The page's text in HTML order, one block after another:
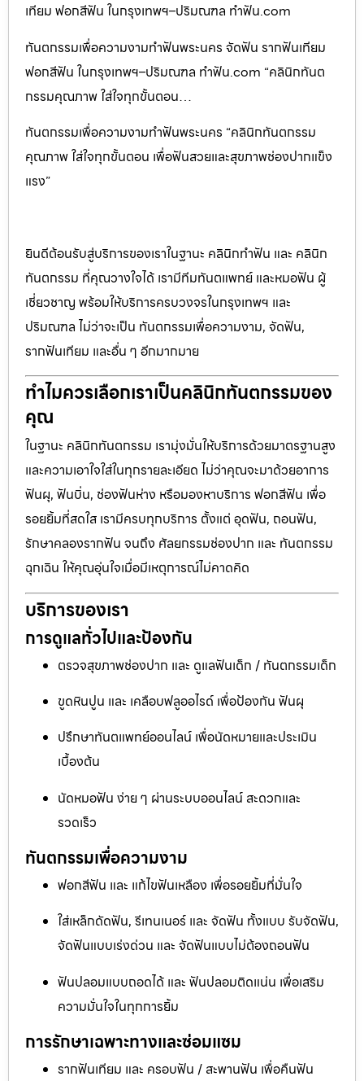
เทียม ฟอกสีฟัน ในกรุงเทพฯ–ปริมณฑล ทำฟัน.com
ทันตกรรมเพื่อความงามทำฟันพระนคร จัดฟัน รากฟันเทียม
ฟอกสีฟัน ในกรุงเทพฯ–ปริมณฑล ทำฟัน.com “คลินิกทันต
กรรมคุณภาพ ใส่ใจทุกขั้นตอน…
ทันตกรรมเพื่อความงามทำฟันพระนคร “คลินิกทันตกรรม
คุณภาพ ใส่ใจทุกขั้นตอน เพื่อฟันสวยและสุขภาพช่องปากแข็ง
แรง”
ยินดีต้อนรับสู่บริการของเราในฐานะ คลินิกทำฟัน และ คลินิก
ทันตกรรม ที่คุณวางใจได้ เรามีทีมทันตแพทย์ และหมอฟัน ผู้
เชี่ยวชาญ พร้อมให้บริการครบวงจรในกรุงเทพฯ และ
ปริมณฑล ไม่ว่าจะเป็น ทันตกรรมเพื่อความงาม, จัดฟัน,
รากฟันเทียม และอื่น ๆ อีกมากมาย
ทำไมควรเลือกเราเป็นคลินิกทันตกรรมของ
คุณ
ในฐานะ คลินิกทันตกรรม เรามุ่งมั่นให้บริการด้วยมาตรฐานสูง
และความเอาใจใส่ในทุกรายละเอียด ไม่ว่าคุณจะมาด้วยอาการ
ฟันผุ, ฟันบิ่น, ช่องฟันห่าง หรือมองหาบริการ ฟอกสีฟัน เพื่อ
รอยยิ้มที่สดใส เรามีครบทุกบริการ ตั้งแต่ อุดฟัน, ถอนฟัน,
รักษาคลองรากฟัน จนถึง ศัลยกรรมช่องปาก และ ทันตกรรม
ฉุกเฉิน ให้คุณอุ่นใจเมื่อมีเหตุการณ์ไม่คาดคิด
บริการของเรา
การดูแลทั่วไปและป้องกัน
ตรวจสุขภาพช่องปาก และ ดูแลฟันเด็ก / ทันตกรรมเด็ก
ขูดหินปูน และ เคลือบฟลูออไรด์ เพื่อป้องกัน ฟันผุ
ปรึกษาทันตแพทย์ออนไลน์ เพื่อนัดหมายและประเมิน
เบื้องต้น
นัดหมอฟัน ง่าย ๆ ผ่านระบบออนไลน์ สะดวกและ
รวดเร็ว
ทันตกรรมเพื่อความงาม
ฟอกสีฟัน และ แก้ไขฟันเหลือง เพื่อรอยยิ้มที่มั่นใจ
ใส่เหล็กดัดฟัน, รีเทนเนอร์ และ จัดฟัน ทั้งแบบ รับจัดฟัน,
จัดฟันแบบเร่งด่วน และ จัดฟันแบบไม่ต้องถอนฟัน
ฟันปลอมแบบถอดได้ และ ฟันปลอมติดแน่น เพื่อเสริม
ความมั่นใจในทุกการยิ้ม
การรักษาเฉพาะทางและซ่อมแซม
รากฟันเทียม และ ครอบฟัน / สะพานฟัน เพื่อคืนฟัน